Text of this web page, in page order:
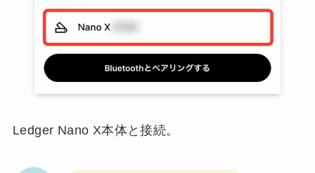
Ledger Nano X本体と接続。